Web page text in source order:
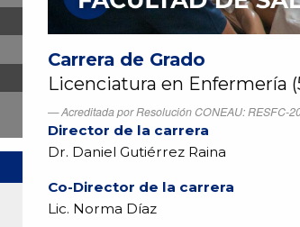
Carrera de Grado
Licenciatura en Enfermería
Acreditada por Resolución CONEAU: RESFC-
Director de la carrera
Dr. Daniel Gutiérrez Raina
Co-Director de la carrera
Lic. Norma Díaz